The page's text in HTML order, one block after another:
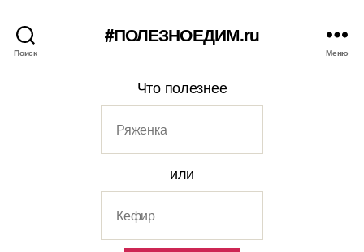
Поиск
#ПОЛЕЗНОЕДИМ.ru
Меню
Что полезнее
или